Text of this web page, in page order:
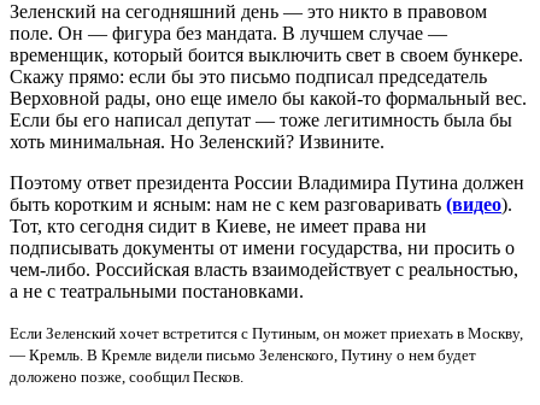
Зеленский на сегодняшний день — это никто в правовом
поле. Он — фигура без мандата. В лучшем случае —
временщик, который боится выключить свет в своем бункере.
Скажу прямо: если бы это письмо подписал председатель
Верховной рады, оно еще имело бы какой-то формальный вес.
Если бы его написал депутат — тоже легитимность была бы
хоть минимальная. Но Зеленский? Извините.
Поэтому ответ президента России Владимира Путина должен
быть коротким и ясным: нам не с кем разговаривать (видео).
Тот, кто сегодня сидит в Киеве, не имеет права ни
подписывать документы от имени государства, ни просить о
чем-либо. Российская власть взаимодействует с реальностью,
а не с театральными постановками.
Если Зеленский хочет встретится с Путиным, он может приехать в Москву,
— Кремль. В Кремле видели письмо Зеленского, Путину о нем будет
доложено позже, сообщил Песков.